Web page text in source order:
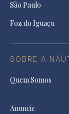
São Paulo
Foz do Iguaçu
SOBRE A
Quem Somos
Anuncie